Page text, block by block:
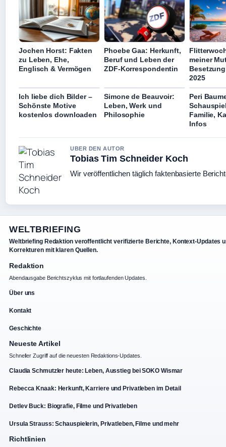
Jochen Horst: Fakten
zu Leben, Ehe,
Englisch & Vermögen
Phoebe Gaa: Herkunft,
Beruf und Leben der
ZDF-Korrespondentin
meiner
2025
Ich liebe dich Bilder –
Schönste Motive
kostenlos downloaden
Simone de Beauvoir:
Leben, Werk und
Philosophie
Peri
Familie,
Infos
UBER DEN AUTOR
Tobias Tim Schneider Koch
Wir veröffentlichen täglich faktenbasierte
WELTBRIEFING
Weltbriefing Redaktion veroffentlicht verifizierte Berichte, Kontext-Updates
Korrekturen mit klaren Quellen.
Redaktion
Abendausgabe Berichtszyklus mit fortlaufenden Updates.
Über uns
Kontakt
Geschichte
Neueste Artikel
Schneller Zugriff auf die neuesten Redaktions-Updates.
Claudia Schmutzler heute: Leben, Ausstieg bei SOKO Wismar
Rebecca Knaak: Herkunft, Karriere und Privatleben im Detail
Detlev Buck: Biografie, Filme und Privatleben
Ursula Strauss: Schauspielerin, Privatleben, Filme und mehr
Richtlinien